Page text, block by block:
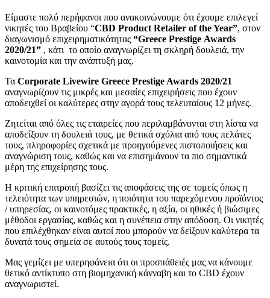
Είμαστε πολύ περήφανοι που ανακοινώνουμε ότι έχουμε επιλεγεί
νικητές του Βραβείου “CBD Product Retailer of the Year”, στον
διαγωνισμό επιχειρηματικότητας “Greece Prestige Awards
2020/21” , κάτι το οποίο αναγνωρίζει τη σκληρή δουλειά, την
καινοτομία και την ανάπτυξή μας.
Τα Corporate Livewire Greece Prestige Awards 2020/21
αναγνωρίζουν τις μικρές και μεσαίες επιχειρήσεις που έχουν
αποδειχθεί οι καλύτερες στην αγορά τους τελευταίους 12 μήνες.
Ζητείται από όλες τις εταιρείες που περιλαμβάνονται στη λίστα να
αποδείξουν τη δουλειά τους, με θετικά σχόλια από τους πελάτες
τους, πληροφορίες σχετικά με προηγούμενες πιστοποιήσεις και
αναγνώριση τους, καθώς και να επισημάνουν τα πιο σημαντικά
μέρη της επιχείρησης τους.
Η κριτική επιτροπή βασίζει τις αποφάσεις της σε τομείς όπως η
τελειότητα των υπηρεσιών, η ποιότητα του παρεχόμενου προϊόντος
/ υπηρεσίας, οι καινοτόμες πρακτικές, η αξία, οι ηθικές ή βιώσιμες
μέθοδοι εργασίας, καθώς και η συνέπεια στην απόδοση. Οι νικητές
που επιλέχθηκαν είναι αυτοί που μπορούν να δείξουν καλύτερα τα
δυνατά τους σημεία σε αυτούς τους τομείς.
Μας γεμίζει με υπερηφάνεια ότι οι προσπάθειές μας να κάνουμε
θετικό αντίκτυπο στη βιομηχανική κάνναβη και το CBD έχουν
αναγνωριστεί.